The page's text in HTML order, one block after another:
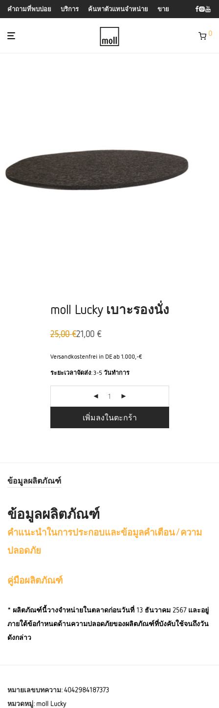
คำถามที่พบบ่อย บริการ ค้นหาตัวแทนจำหน่าย ขาย
0
moll Lucky เบาะรองนั่ง
25,00€
ราคา
คือ:
ยูโร
21,00 €
ราคา
คือ:
ยูโร
Versandkostenfrei in DE ab 1.000,-€
ระยะเวลาจัดส่ง:3-5 วันทำการ
เพิ่มลงในตะกร้า
ข้อมูลผลิตภัณฑ์
ข้อมูลผลิตภัณฑ์
คำแนะนำในการประกอบและข้อมูลคำเตือน/ความ
ปลอดภัย
คู่มือผลิตภัณฑ์
* ผลิตภัณฑ์นี้วางจำหน่ายในตลาดก่อนวันที่ 13 ธันวาคม 2567 และอยู่
ภายใต้ข้อกำหนดด้านความปลอดภัยของผลิตภัณฑ์ที่บังคับใช้จนถึงวัน
ดังกล่าว
หมายเลขบทความ:4042984187373
หมวดหมู่: moll Lucky